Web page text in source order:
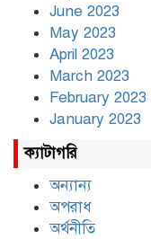
June 2023
May 2023
April 2023
March 2023
February 2023
January 2023
ক্যাটাগরি
অন্যান্য
অপরাধ
অর্থনীতি